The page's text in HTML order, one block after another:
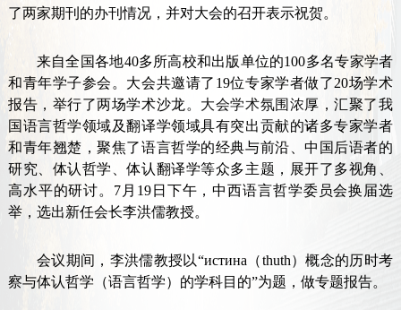
了两家期刊的办刊情况，并对大会的召开表示祝贺。
来自全国各地40多所高校和出版单位的100多名专家学者
和青年学子参会。大会共邀请了19位专家学者做了20场学术
报告，举行了两场学术沙龙。 大会学术氛围浓厚，汇聚了我
国语言哲学领域及翻译学领域具有突出贡献的诸多专家学者
和青年翘楚，聚焦了语言哲学的经典与前沿、中国后语者的
研究、体认哲学、体认翻译学等众多主题，展开了多视角、
高水平的研讨。 7 月 19日下午，中西语言哲学委员会换届选
举，选出新任会长李洪儒教授。
会议期间，李洪儒教授以“истина （thuth）概念的历时考
察与体认哲学（语言哲学）的学科目的”为题，做专题报告。